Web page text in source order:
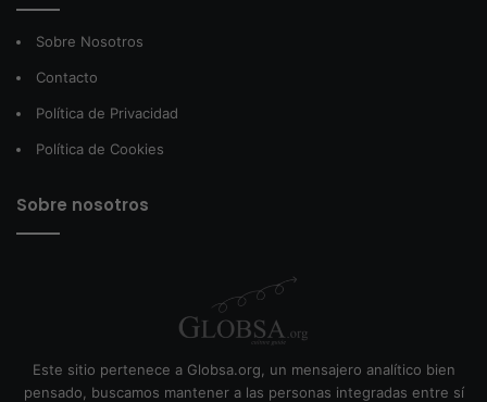
Sobre Nosotros
Contacto
Política de Privacidad
Política de Cookies
Sobre nosotros
Este sitio pertenece a Globsa.org, un mensajero analítico bien
pensado, buscamos mantener a las personas integradas entre sí